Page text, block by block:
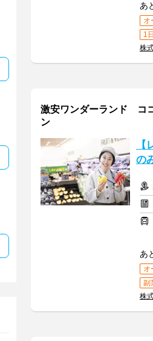
あ
オ
1
株
激安ワンダーランド コ
ン
の
あ
オ
副
株